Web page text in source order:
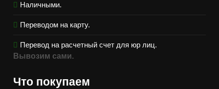
Наличными.
Переводом на карту.
Перевод на расчетный счет для юр лиц.
Вывозим сами.
Что покупаем